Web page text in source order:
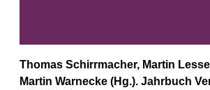
Thomas Schirrmacher, Martin
Martin Warnecke (Hg.). Jahrbuch